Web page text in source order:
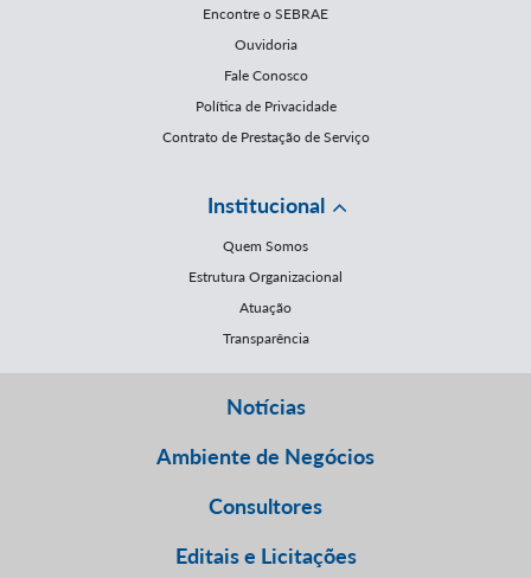
Encontre o SEBRAE
Ouvidoria
Fale Conosco
Política de Privacidade
Contrato de Prestação de Serviço
Institucional
Quem Somos
Estrutura Organizacional
Atuação
Transparência
Notícias
Ambiente de Negócios
Consultores
Editais e Licitações